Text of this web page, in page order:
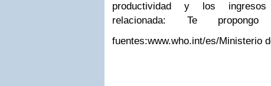
productividad y los
relacionada: Te
fuentes:www.who.int/es/Ministerio